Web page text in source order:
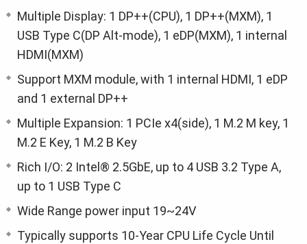
Multiple Display: 1 DP++(CPU), 1 DP++(MXM), 1
USB Type C(DP Alt-mode), 1 eDP(MXM), 1 internal
HDMI(MXM)
Support MXM module, with 1 internal HDMI, 1 eDP
and 1 external DP++
Multiple Expansion: 1 PCIe x4(side), 1 M.2 M key, 1
M.2 E Key, 1 M.2 B Key
Rich I/O: 2 Intel® 2.5GbE, up to 4 USB 3.2 Type A,
up to 1 USB Type C
Wide Range power input 19~24V
Typically supports 10-Year CPU Life Cycle Until